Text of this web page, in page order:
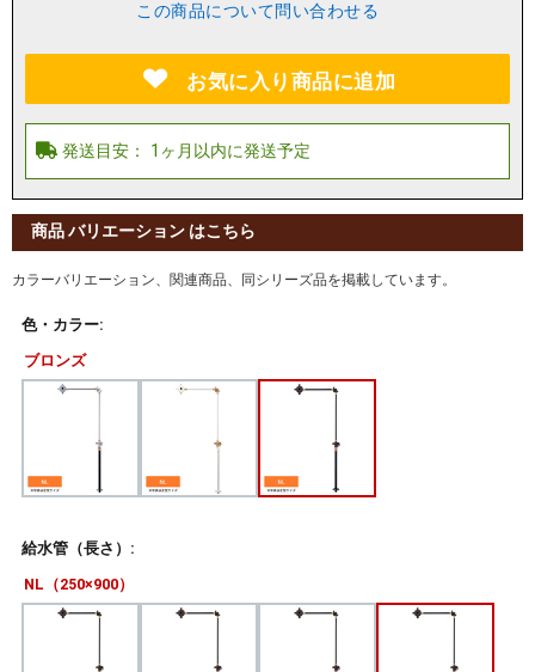
この商品について問い合わせる
お気に入り商品に追加
商品 バリエーション はこちら
カラーバリエーション、関連商品、同シリーズ品を掲載しています。
色・カラー:
ブロンズ
給水管（長さ）:
NL（250×900）